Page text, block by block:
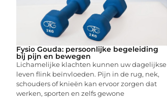
Fysio Gouda: persoonlijke begeleiding
bij pijn en bewegen
Lichamelijke klachten kunnen uw dagelijkse
leven flink beïnvloeden. Pijn in de rug, nek,
schouders of knieën kan ervoor zorgen dat
werken, sporten en zelfs gewone